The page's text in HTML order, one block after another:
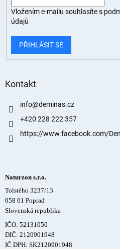
Vložením e-mailu souhlasíte s
údajů
PŘIHLÁSIT SE
Kontakt
info@deminas.cz
+420 228 222 357
https://www.facebook.com/
Naturzon s.r.o.
Tolstého 3237/13
058 01 Poprad
Slovenská republika
IČO: 52131050
DIČ: 2120901948
IČ DPH: SK2120901948